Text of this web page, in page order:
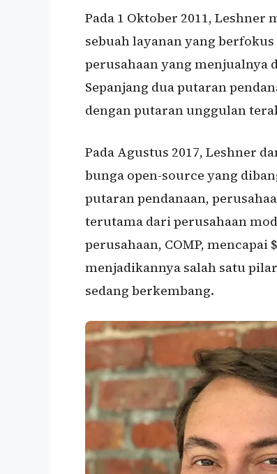
Pada 1 Oktober 2011, Leshner
sebuah layanan yang
perusahaan yang menjualnya
Sepanjang dua putaran
dengan putaran unggulan
Pada Agustus 2017, Leshner
bunga open-source yang
putaran pendanaan,
terutama dari perusahaan
perusahaan, COMP,
menjadikannya salah satu
sedang berkembang.